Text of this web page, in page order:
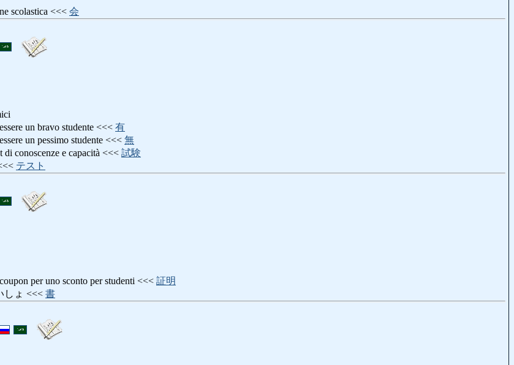
scolastica <<< 会
un bravo studente <<< 有
un pessimo studente <<< 無
conoscenze e capacità <<< 試験
テスト
per uno sconto per studenti <<< 証明
しょ <<< 書